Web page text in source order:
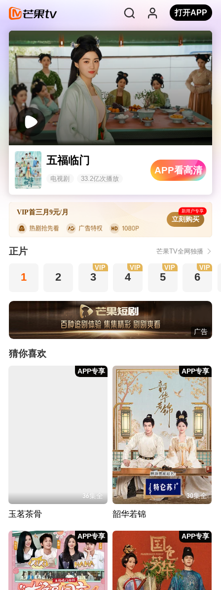
打开APP
五福临门
电视剧 33.2亿次播放
APP看高清
VIP首三月9元/月 新用户专享
立刻购买
正片 芒果TV全网独播
1 2 3
VIP
4
VIP
5
VIP
6
VIP
广告
猜你喜欢
APP专享
36集全
玉茗茶骨
APP专享
30集全
韶华若锦
APP专享 APP专享